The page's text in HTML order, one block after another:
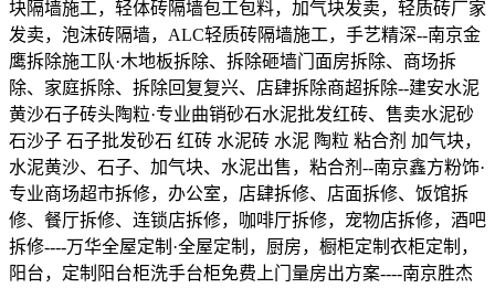
块隔墙施工，轻体砖隔墙包工包料，加气块发卖，轻质砖厂家
发卖，泡沫砖隔墙，ALC轻质砖隔墙施工，手艺精深--南京金
鹰拆除施工队·木地板拆除、拆除砸墙门面房拆除、商场拆
除、家庭拆除、拆除回复复兴、店肆拆除商超拆除--建安水泥
黄沙石子砖头陶粒·专业曲销砂石水泥批发红砖、售卖水泥砂
石沙子 石子批发砂石 红砖 水泥砖 水泥 陶粒 粘合剂 加气块，
水泥黄沙、石子、加气块、水泥出售，粘合剂--南京鑫方粉饰·
专业商场超市拆修，办公室，店肆拆修、店面拆修、饭馆拆
修、餐厅拆修、连锁店拆修，咖啡厅拆修，宠物店拆修，酒吧
拆修----万华全屋定制·全屋定制，厨房，橱柜定制衣柜定制，
阳台，定制阳台柜洗手台柜免费上门量房出方案----南京胜杰